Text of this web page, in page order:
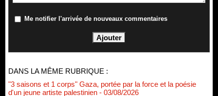
Me notifier l'arrivée de nouveaux commentaires
DANS LA MÊME RUBRIQUE :
"3 saisons et 1 corps" Gaza, portée par la force et la poésie
d'un jeune artiste palestinien - 03/08/2026